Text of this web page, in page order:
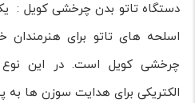
دستگاه تاتو بدن چرخشی کویل :
اسلحه های تاتو برای
چرخشی کویل است. در این نوع
الکتریکی برای هدایت سوزن ها